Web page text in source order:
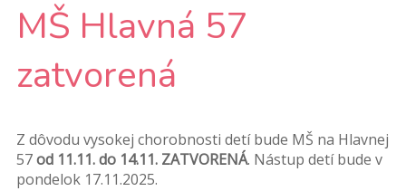
MŠ Hlavná 57
zatvorená
Z dôvodu vysokej chorobnosti detí bude MŠ na Hlavnej
57od 11.11. do 14.11. ZATVORENÁ. Nástup detí bude v
pondelok 17.11.2025.